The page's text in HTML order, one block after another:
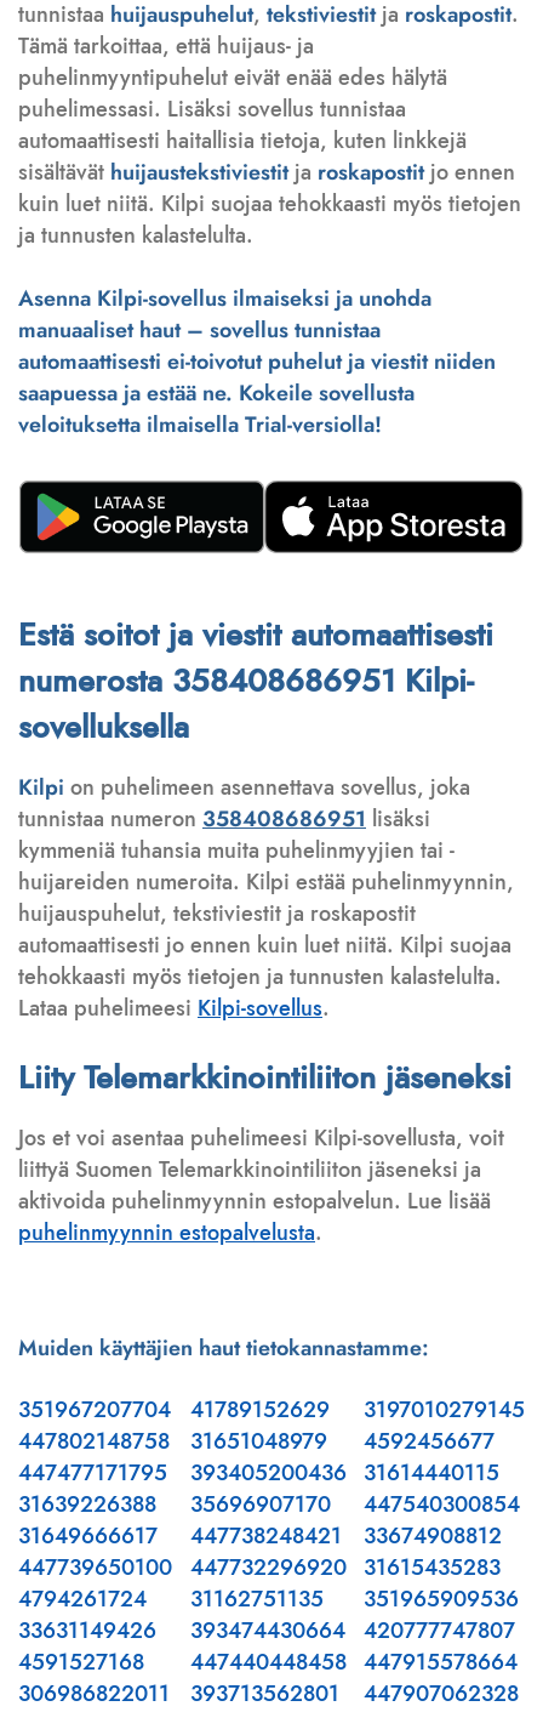
tunnistaa huijauspuhelut, tekstiviestitja roskapostit.
Tämä tarkoittaa, että huijaus- ja
puhelinmyyntipuhelut eivät enää edes hälytä
puhelimessasi. Lisäksi sovellus tunnistaa
automaattisesti haitallisia tietoja, kuten linkkejä
sisältävät huijaustekstiviestitja roskapostitjo ennen
kuin luet niitä. Kilpi suojaa tehokkaasti myös tietojen
ja tunnusten kalastelulta.
Asenna Kilpi-sovellus ilmaiseksi ja unohda
manuaaliset haut – sovellus tunnistaa
automaattisesti ei-toivotut puhelut ja viestit niiden
saapuessa ja estää ne. Kokeile sovellusta
veloituksetta ilmaisella Trial-versiolla!
Estä soitot ja viestit automaattisesti
numerosta 358408686951 Kilpi-
sovelluksella
Kilpi on puhelimeen asennettava sovellus, joka
tunnistaa numeron 358408686951 lisäksi
kymmeniä tuhansia muita puhelinmyyjien tai -
huijareiden numeroita. Kilpi estää puhelinmyynnin,
huijauspuhelut, tekstiviestit ja roskapostit
automaattisesti jo ennen kuin luet niitä. Kilpi suojaa
tehokkaasti myös tietojen ja tunnusten kalastelulta.
Lataa puhelimeesi Kilpi-sovellus.
Liity Telemarkkinointiliiton jäseneksi
Jos et voi asentaa puhelimeesi Kilpi-sovellusta, voit
liittyä Suomen Telemarkkinointiliiton jäseneksi ja
aktivoida puhelinmyynnin estopalvelun. Lue lisää
puhelinmyynnin estopalvelusta.
Muiden käyttäjien haut tietokannastamme:
351967207704
447802148758
447477171795
31639226388
31649666617
447739650100
4794261724
33631149426
4591527168
306986822011
41789152629
31651048979
393405200436
35696907170
447738248421
447732296920
31162751135
393474430664
447440448458
393713562801
3197010279145
4592456677
31614440115
447540300854
33674908812
31615435283
351965909536
420777747807
447915578664
447907062328